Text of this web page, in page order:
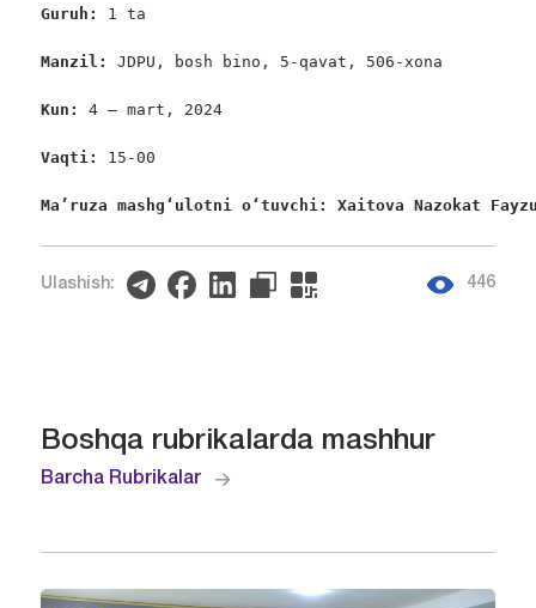
Guruh: 1 ta
Manzil: JDPU, bosh bino, 5-qavat, 506-xona
Kun: 4 – mart, 2024
Vaqti: 15-00
Ma’ruza mashgʻulotni oʻtuvchi: Xaitova Nazokat
Ulashish: 446
Boshqa rubrikalarda mashhur
Barcha Rubrikalar